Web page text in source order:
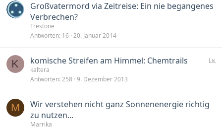
Großvatermord via Zeitreise: Ein nie begangenes
Verbrechen?
Trestone
Antworten 16 20. Januar 2014
K komische Streifen am Himmel: Chemtrails
kaltera
Antworten 258 9. Dezember 2013
M
Wir verstehen nicht ganz Sonnenenergie richtig
zu nutzen...
Marrika